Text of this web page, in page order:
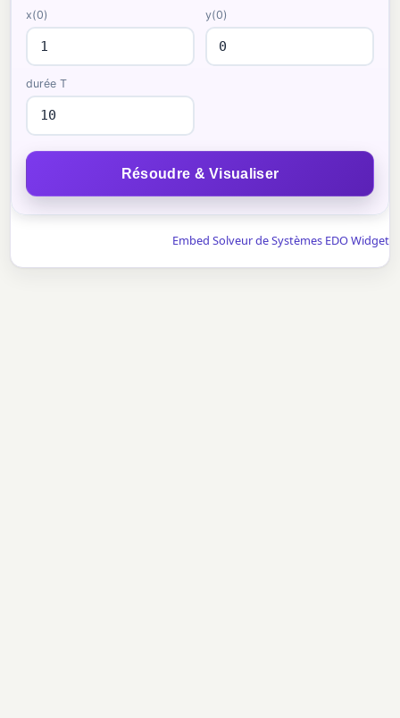
x(0) y(0)
durée T
Résoudre & Visualiser
Embed Solveur de Systèmes EDO Widget